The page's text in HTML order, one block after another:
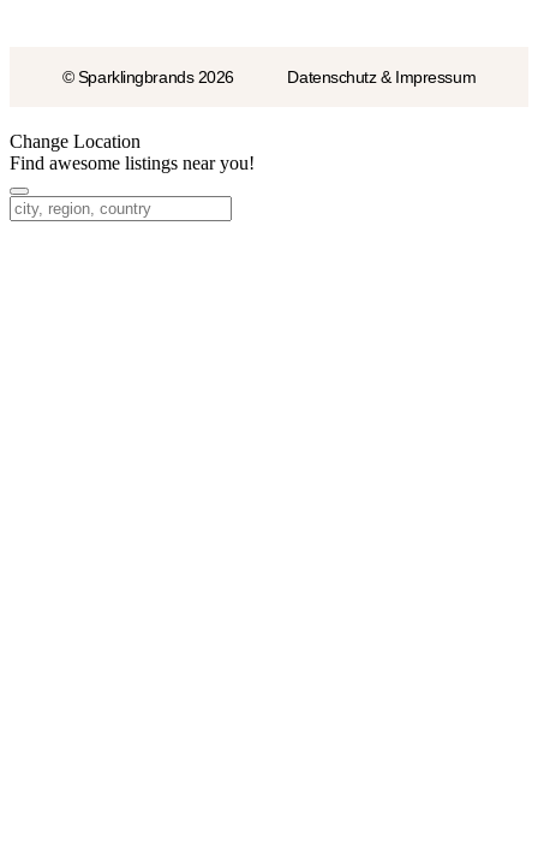
© Sparklingbrands 2026 Datenschutz & Impressum
Change Location
Find awesome listings near you!
Change Location